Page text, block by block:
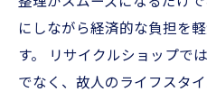
にしながら経済的な負担を
す。 リサイクルショップで
でなく、故人のライフスタ